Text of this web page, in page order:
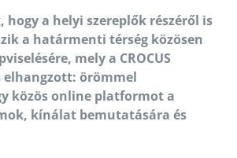
hogy a helyi szereplők részéről is
a határmenti térség közösen
mely a CROCUS
örömmel
közös online platformot a
kínálat bemutatására és